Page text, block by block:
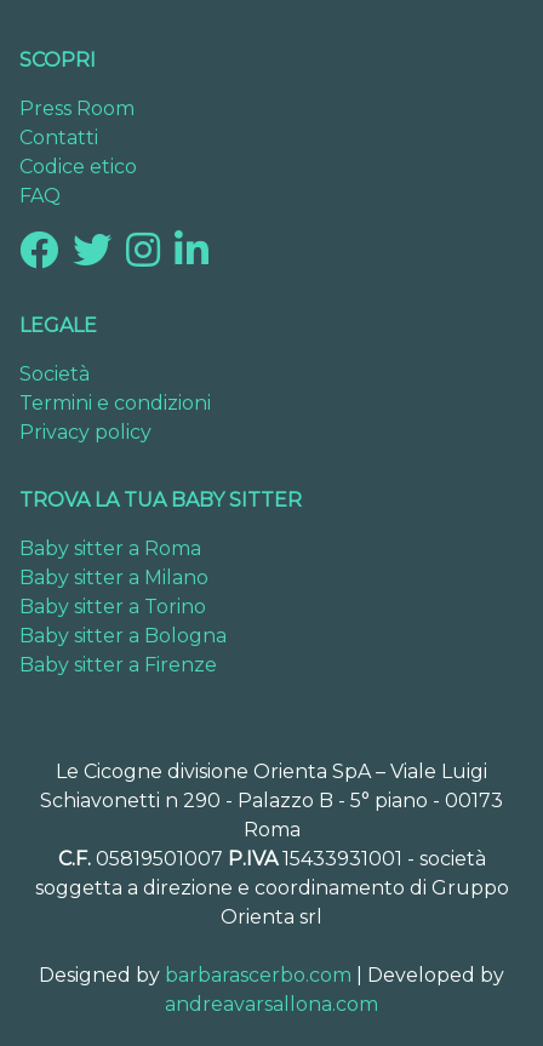
SCOPRI
Press Room
Contatti
Codice etico
FAQ
LEGALE
Società
Termini e condizioni
Privacy policy
TROVA LA TUA BABY SITTER
Baby sitter a Roma
Baby sitter a Milano
Baby sitter a Torino
Baby sitter a Bologna
Baby sitter a Firenze
Le Cicogne divisione Orienta SpA – Viale Luigi
Schiavonetti n 290 - Palazzo B - 5° piano - 00173
Roma
C.F.05819501007 P.IVA15433931001 - società
soggetta a direzione e coordinamento di Gruppo
Orienta srl
Designed by barbarascerbo.com | Developed by
andreavarsallona.com